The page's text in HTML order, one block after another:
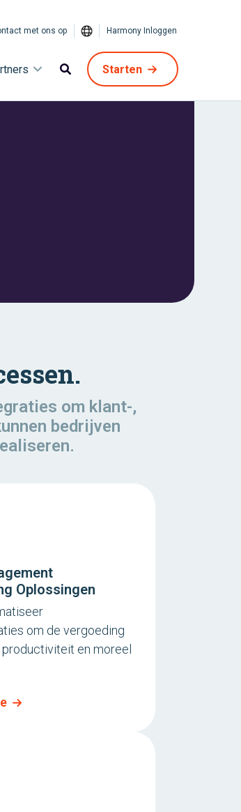
met ons op Harmony Inloggen
Starten
om klant-,
bedrijven
Oplossingen
om de vergoeding
en moreel